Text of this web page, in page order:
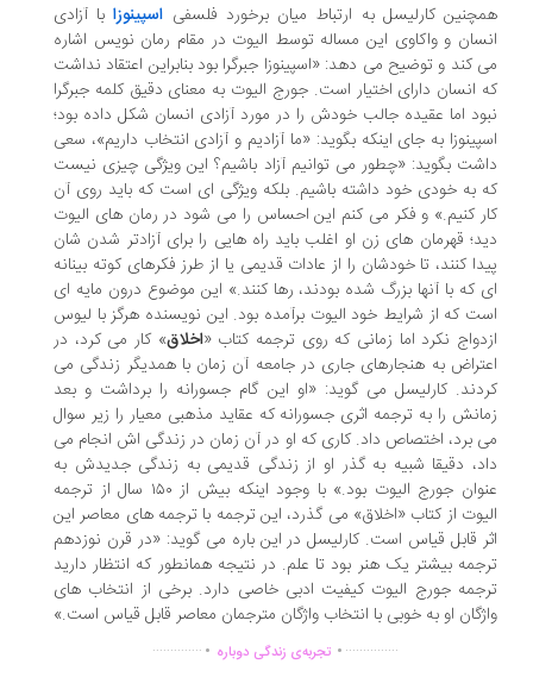
کارلیسل به ارتباط میان برخورد فلسفیاسپینوزابا آزادی
و واکاوی این مساله توسط الیوت در مقام رمان نویس اشاره
کند و توضیح می دهد: «اسپینوزا جبرگرا بود بنابراین اعتقاد نداشت
انسان دارای اختیار است. جورج الیوت به معنای دقیق کلمه جبرگرا
اما عقیده جالب خودش را در مورد آزادی انسان شکل داده بود؛
به جای اینکه بگوید: «ما آزادیم و آزادی انتخاب داریم»، سعی
بگوید: «چطور می توانیم آزاد باشیم؟ این ویژگی چیزی نیست
به خودی خود داشته باشیم. بلکه ویژگی ای است که باید روی آن
کنیم.» و فکر می کنم این احساس را می شود در رمان های الیوت
قهرمان های زن او اغلب باید راه هایی را برای آزادتر شدن شان
کنند، تا خودشان را از عادات قدیمی یا از طرز فکرهای کوته بینانه
که با آنها بزرگ شده بودند، رها کنند.» این موضوع درون مایه ای
که از شرایط خود الیوت برآمده بود. این نویسنده هرگز با لیوس
نکرد اما زمانی که روی ترجمه کتاب « اخلاق » کار می کرد، در
به هنجارهای جاری در جامعه آن زمان با همدیگر زندگی می
کارلیسل می گوید: «او این گام جسورانه را برداشت و بعد
را به ترجمه اثری جسورانه که عقاید مذهبی معیار را زیر سوال
برد، اختصاص داد. کاری که او در آن زمان در زندگی اش انجام می
دقیقا شبیه به گذر او از زندگی قدیمی به زندگی جدیدش به
عنوان جورج الیوت بود.» با وجود اینکه بیش از ۱۵۰ سال از ترجمه
از کتاب «اخلاق» می گذرد، این ترجمه با ترجمه های معاصر این
قابل قیاس است. کارلیسل در این باره می گوید: «در قرن نوزدهم
بیشتر یک هنر بود تا علم. در نتیجه همانطور که انتظار دارید
جورج الیوت کیفیت ادبی خاصی دارد. برخی از انتخاب های
او به خوبی با انتخاب واژگان مترجمان معاصر قابل قیاس است.»
...............
. تجربه‌ی زندگی دوباره.
..............